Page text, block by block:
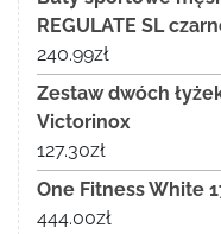
REGULATE SL
240.99zł
Zestaw dwóch
Victorinox
127.30zł
One Fitness White
444.00zł